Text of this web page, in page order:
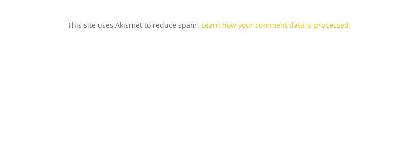
This site uses Akismet to reduce spam. Learn how your comment data is processed.